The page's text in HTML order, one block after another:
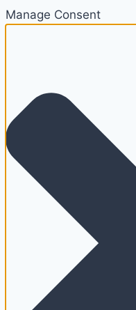
Manage Consent